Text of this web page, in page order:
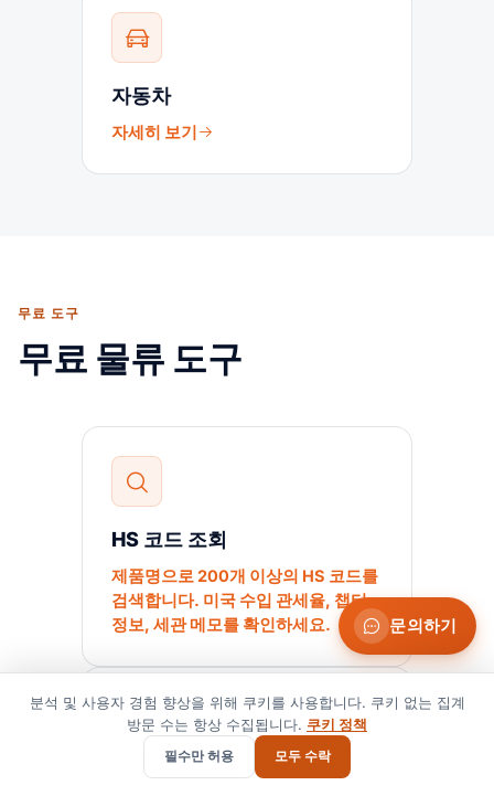
자동차
자세히 보기
무료 도구
무료 물류 도구
HS 코드 조회
제품명으로 200개 이상의 HS 코드를
검색합니다. 미국 수입 관세율, 챕터
정보, 세관 메모를 확인하세요.
미국 HTS 관세 구성요소 추정
문의하기
분석 및 사용자 경험 향상을 위해 쿠키를 사용합니다. 쿠키 없는 집계
방문 수는 항상 수집됩니다. 쿠키 정책
필수만 허용 모두 수락